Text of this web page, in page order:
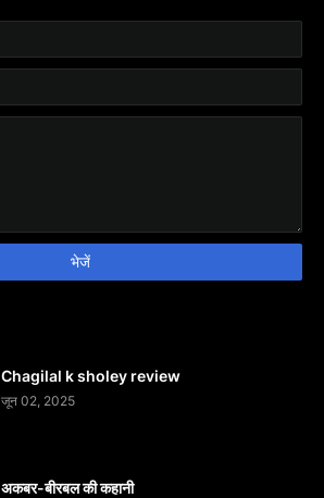
Chagilal k sholey review
जून 02, 2025
अकबर-बीरबल की कहानी